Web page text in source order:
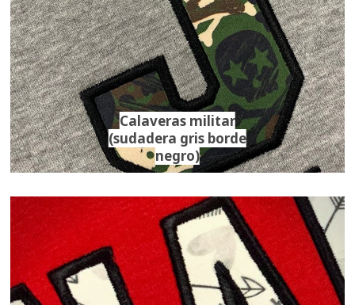
Calaveras militar
(sudadera gris borde
negro)